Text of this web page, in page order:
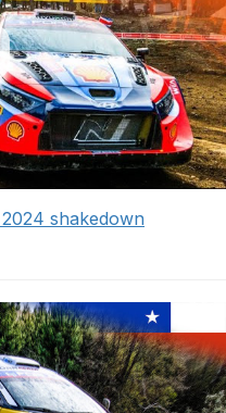
shakedown